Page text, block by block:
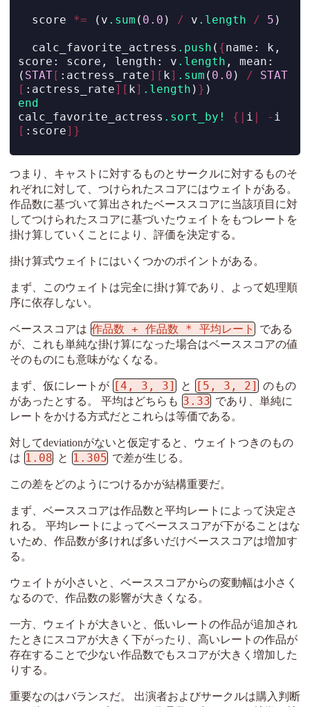
  score
*= (v .sum ( 0.0 ) / v .length / 5 )
  calc_favorite_actress
.push ( {name:
score: score, length: v .length ,
( STAT[ :actress_rate][ k] .sum ( 0.0 ) /
STAT
[ :actress_rate][ k] .length ) } )
end
calc_favorite_actress .sort_by! {| i - i
[ :score]}
つまり、キャストに対するものとサークルに対するものそ
れぞれに対して、つけられたスコアにはウェイトがある。
作品数に基づいて算出されたベーススコアに当該項目に対
してつけられたスコアに基づいたウェイトをもつレートを
掛け算していくことにより、評価を決定する。
掛け算式ウェイトにはいくつかのポイントがある。
まず、このウェイトは完全に掛け算であり、よって処理順
序に依存しない。
ベーススコアは 作品数 + 作品数 * 平均レート
である
が、これも単純な掛け算になった場合はベーススコアの値
そのものにも意味がなくなる。
まず、仮にレートが [4, 3, 3] と [5, 3, 2]
のもの
があったとする。 平均はどちらも 3.33 であり、単純に
レートをかける方式だとこれらは等価である。
対してdeviationがないと仮定すると、ウェイトつきのもの
は 1.08 と 1.305 で差が生じる。
この差をどのようにつけるかが結構重要だ。
まず、ベーススコアは作品数と平均レートによって決定さ
れる。 平均レートによってベーススコアが下がることはな
いため、作品数が多ければ多いだけベーススコアは増加す
る。
ウェイトが小さいと、ベーススコアからの変動幅は小さく
なるので、作品数の影響が大きくなる。
一方、ウェイトが大きいと、低いレートの作品が追加され
たときにスコアが大きく下がったり、高いレートの作品が
存在することで少ない作品数でもスコアが大きく増加した
りする。
重要なのはバランスだ。 出演者およびサークルは購入判断